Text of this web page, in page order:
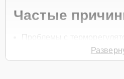
Частые
Проблемы с
Неисправности системы